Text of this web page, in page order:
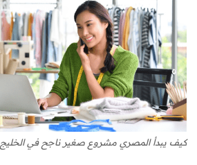
كيف يبدأ المصري مشروع صغير ناجح في الخليج